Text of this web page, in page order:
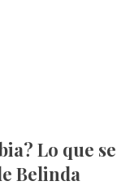
Belinda